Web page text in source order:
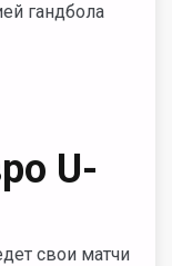
гандбола
U-
свои матчи